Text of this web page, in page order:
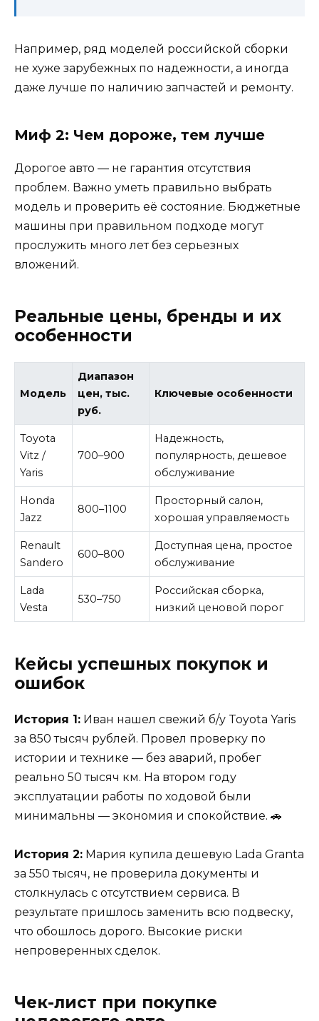
Например, ряд моделей российской сборки
не хуже зарубежных по надежности, а иногда
даже лучше по наличию запчастей и ремонту.
Миф 2: Чем дороже, тем лучше
Дорогое авто — не гарантия отсутствия
проблем. Важно уметь правильно выбрать
модель и проверить её состояние. Бюджетные
машины при правильном подходе могут
прослужить много лет без серьезных
вложений.
Реальные цены, бренды и их
особенности
Модель
Диапазон
цен, тыс.
руб.
Ключевые особенности
Toyota
Vitz /
Yaris
700–900
Надежность,
популярность, дешевое
обслуживание
Honda
Jazz
800–1100
Просторный салон,
хорошая управляемость
Renault
Sandero
600–800
Доступная цена, простое
обслуживание
Lada
Vesta
530–750
Российская сборка,
низкий ценовой порог
Кейсы успешных покупок и
ошибок
История 1: Иван нашел свежий б/у Toyota Yaris
за 850 тысяч рублей. Провел проверку по
истории и технике — без аварий, пробег
реально 50 тысяч км. На втором году
эксплуатации работы по ходовой были
минимальны — экономия и спокойствие. 🚗
История 2: Мария купила дешевую Lada Granta
за 550 тысяч, не проверила документы и
столкнулась с отсутствием сервиса. В
результате пришлось заменить всю подвеску,
что обошлось дорого. Высокие риски
непроверенных сделок.
Чек-лист при покупке